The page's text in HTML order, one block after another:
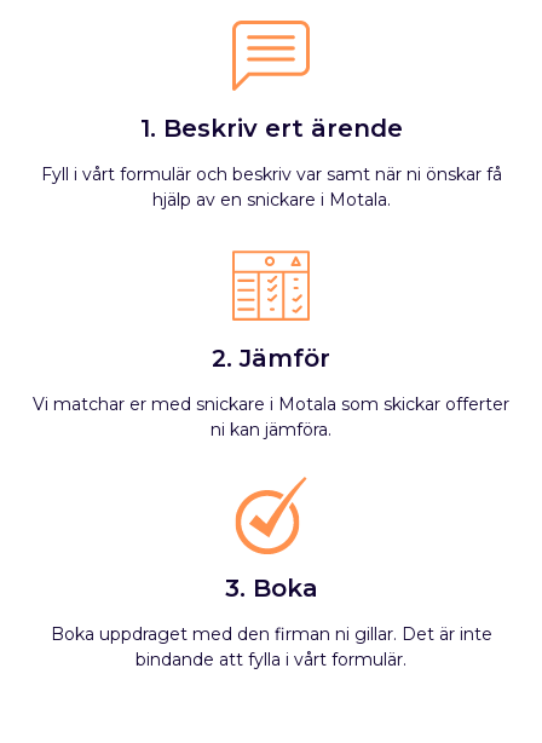
1. Beskriv ert ärende
Fyll i vårt formulär och beskriv var samt när ni önskar få
hjälp av en snickare i Motala.
2. Jämför
Vi matchar er med snickare i Motala som skickar offerter
ni kan jämföra.
3. Boka
Boka uppdraget med den firman ni gillar. Det är inte
bindande att fylla i vårt formulär.